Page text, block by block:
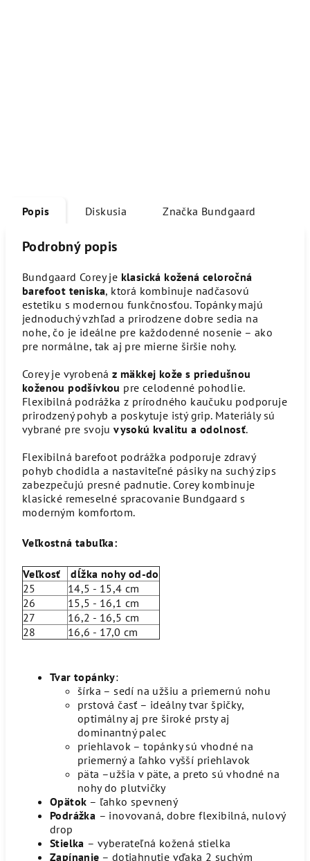
Popis Diskusia Značka Bundgaard
Podrobný popis
Bundgaard Corey je klasická kožená celoročná
barefoot teniska, ktorá kombinuje nadčasovú
estetiku s modernou funkčnosťou. Topánky majú
jednoduchý vzhľad a prirodzene dobre sedia na
nohe, čo je ideálne pre každodenné nosenie – ako
pre normálne, tak aj pre mierne širšie nohy.
Corey je vyrobenáz mäkkej kože s priedušnou
koženou podšívkou pre celodenné pohodlie.
Flexibilná podrážka z prírodného kaučuku podporuje
prirodzený pohyb a poskytuje istý grip. Materiály sú
vybrané pre svojuvysokú kvalitu a odolnosť.
Flexibilná barefoot podrážka podporuje zdravý
pohyb chodidla a nastaviteľné pásiky na suchý zips
zabezpečujú presné padnutie. Corey kombinuje
klasické remeselné spracovanie Bundgaard s
moderným komfortom.
Veľkostná tabuľka:
Veľkosť
dĺžka nohy od-do
25
14,5 - 15,4 cm
26
15,5 - 16,1 cm
27
16,2 - 16,5 cm
28
16,6 - 17,0 cm
Tvar topánky:
šírka – sedí na užšiu a priemernú nohu
prstová časť – ideálny tvar špičky,
optimálny aj pre široké prsty aj
dominantný palec
priehlavok – topánky sú vhodné na
priemerný a ľahko vyšší priehlavok
päta –užšia v päte, a preto sú vhodné na
nohy do plutvičky
Opätok – ľahko spevnený
Podrážka – inovovaná, dobre flexibilná, nulový
drop
Stielka – vyberateľná kožená stielka
Zapínanie – dotiahnutie vďaka 2 suchým